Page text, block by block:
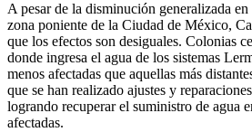
A pesar de la disminución generalizada en
zona poniente de la Ciudad de México,
que los efectos son desiguales. Colonias
donde ingresa el agua de los sistemas
menos afectadas que aquellas más
que se han realizado ajustes y
logrando recuperar el suministro de agua
afectadas.